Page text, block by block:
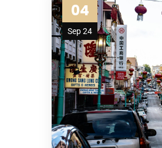
04
Sep 24